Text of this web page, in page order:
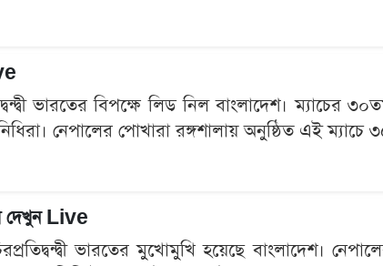
ভারতের বিপক্ষে লিড নিল বাংলাদেশ। ম্যাচের
নেপালের পোখারা রঙ্গশালায় অনুষ্ঠিত এই ম্যাচে
দেখুন Live
ভারতের মুখোমুখি হয়েছে বাংলাদেশ।